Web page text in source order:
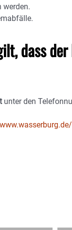
werden.
dass
unter den